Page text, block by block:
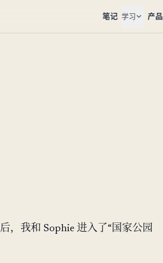
笔记 学习 产品
后，我和 Sophie 进入了“国家公园